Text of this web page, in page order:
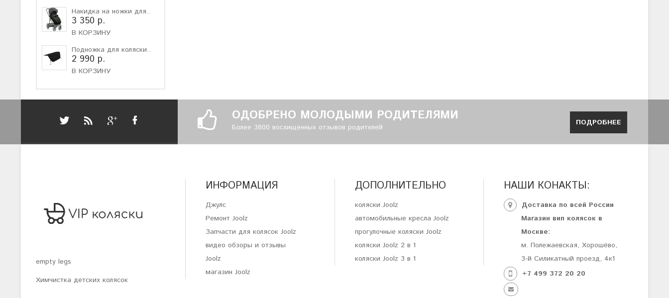
Накидка на ножки для..
3 350 р.
В КОРЗИНУ
Подножка для коляски..
2 990 р.
В КОРЗИНУ
ОДОБРЕНО МОЛОДЫМИ РОДИТЕЛЯМИ
Более 3800 восхищенных отзывов родителей ПОДРОБНЕЕ
empty legs
Химчистка детских колясок
ИНФОРМАЦИЯ
Джулс
Ремонт Joolz
Запчасти для колясок Joolz
видео обзоры и отзывы
Joolz
магазин Joolz
ДОПОЛНИТЕЛЬНО
коляски Joolz
автомобильные кресла Joolz
прогулочные коляски Joolz
коляски Joolz 2 в 1
коляски Joolz 3 в 1
НАШИ КОНАКТЫ:
Доставка по всей России
Магазин вип колясок в
Москве:
м. Полежаевская, Хорошёво,
3-й Силикатный проезд, 4к1
+7 499 372 20 20